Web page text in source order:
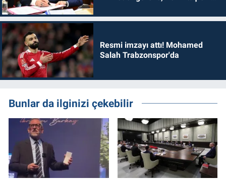
Resmi imzayı attı! Mohamed
Salah Trabzonspor'da
Bunlar da ilginizi çekebilir